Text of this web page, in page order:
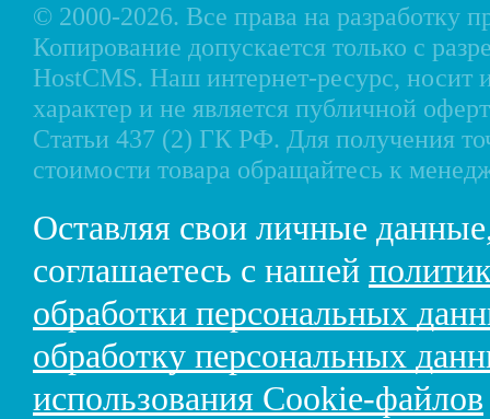
© 2000-2026. Все права на разработку
Копирование допускается только с
HostCMS. Наш интернет-ресурс,
характер и не является публичной
Статьи 437 (2) ГК РФ. Для получения
стоимости товара обращайтесь к
Оставляя свои личные
соглашаетесь с нашей
обработки персональных
обработку персональных
использования Cookie-файлов